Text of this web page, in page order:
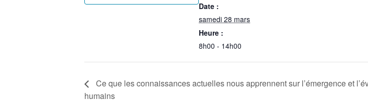
Date :
samedi 28 mars
Heure :
8h00 - 14h00
Ce que les connaissances actuelles nous apprennent sur l’émergence et
humains